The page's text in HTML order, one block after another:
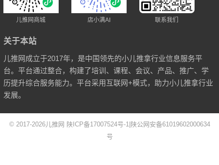
儿推网商城 店小满AI 联系我们
关于本站
儿推网成立于2017年，是中国领先的小儿推拿行业信息服务平
台。平台通过整合，构建了培训、课程、会议、产品、推广、学
历提升综合服务能力。平台采用互联网+模式，助力小儿推拿行业
发展。
© 2017-2026儿推网 陕ICP备17007524号-1 |陕公网安备61019602000634
号